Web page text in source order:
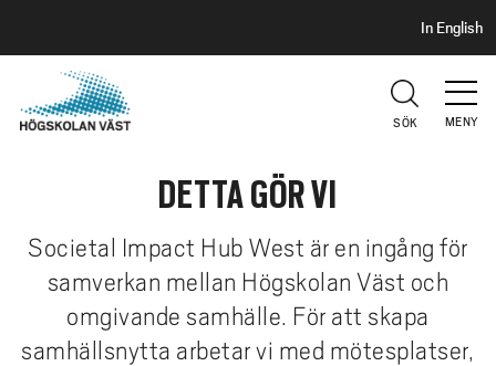
D
H
U
V
In English
MENY
SÖK
DETTA GÖR VI
Societal Impact Hub West är en ingång för
samverkan mellan Högskolan Väst och
omgivande samhälle. För att skapa
samhällsnytta arbetar vi med mötesplatser,